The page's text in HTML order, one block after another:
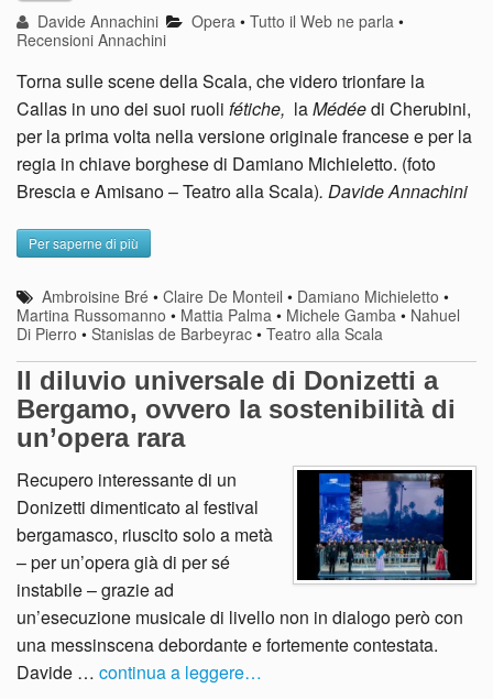
Davide Annachini Opera •Tutto il Web ne parla •
Recensioni Annachini
Torna sulle scene della Scala, che videro trionfare la
Callas in uno dei suoi ruoli fétiche, laMédéedi Cherubini,
per la prima volta nella versione originale francese e per la
regia in chiave borghese di Damiano Michieletto. (foto
Brescia e Amisano – Teatro alla Scala). Davide Annachini
Per saperne di più
Ambroisine Bré •Claire De Monteil • Damiano Michieletto •
Martina Russomanno • Mattia Palma • Michele Gamba • Nahuel
Di Pierro • Stanislas de Barbeyrac • Teatro alla Scala
Il diluvio universale di Donizetti a
Bergamo, ovvero la sostenibilità di
un’opera rara
Recupero interessante di un
Donizetti dimenticato al festival
bergamasco, riuscito solo a metà
– per un’opera già di per sé
instabile – grazie ad
un’esecuzione musicale di livello non in dialogo però con
una messinscena debordante e fortemente contestata.
Davide … continua a leggere…